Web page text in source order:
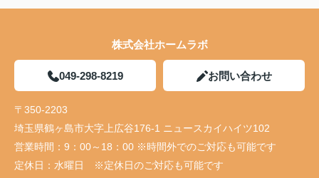
株式会社ホームラボ
049-298-8219 お問い合わせ
〒350-2203
埼玉県鶴ヶ島市大字上広谷176-1 ニュースカイハイツ102
営業時間： 9：00～18：00 ※時間外でのご対応も可能です
定休日： 水曜日 ※定休日のご対応も可能です